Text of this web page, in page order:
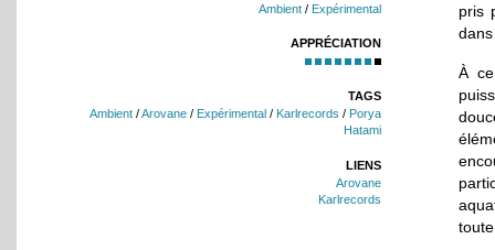
Ambient / Expérimental
APPRÉCIATION
TAGS
Ambient /Arovane / Expérimental / Karlrecords / Porya
Hatami
LIENS
Arovane
Karlrecords
pris
À